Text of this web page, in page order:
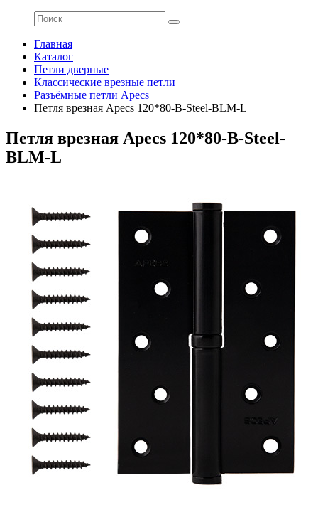
Главная
Каталог
Петли дверные
Классические врезные петли
Разъёмные петли Apecs
Петля врезная Apecs 120*80-B-Steel-BLM-L
Петля врезная Apecs 120*80-B-Steel-
BLM-L